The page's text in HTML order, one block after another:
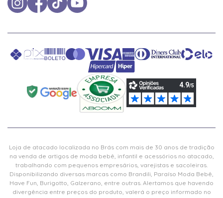
Loja de atacado localizada no Brás com mais de 30 anos de tradição
na venda de artigos de moda bebê, infantil e acessórios no atacado,
trabalhando com pequenos empresários, varejistas e sacoleiras.
Disponibilizando diversas marcas como Brandili, Paraíso Moda Bebê,
Have Fun, Burigotto, Galzerano, entre outras. Alertamos que havendo
divergência entre preços do produto, valerá o preço informado no